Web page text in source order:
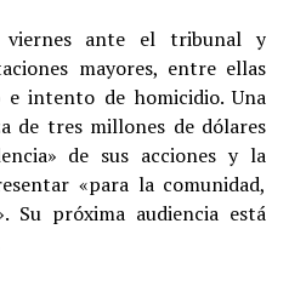
viernes ante el tribunal y
mayores, entre ellas
e intento de homicidio. Una
de tres millones de dólares
de sus acciones y la
«para la comunidad,
Su próxima audiencia está